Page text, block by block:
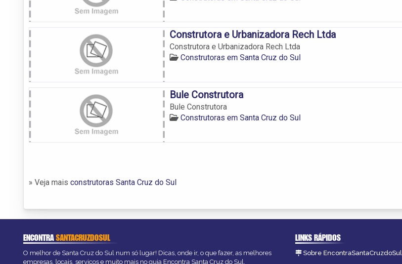
Construtora e Urbanizadora Rech Ltda
Construtora e Urbanizadora Rech Ltda
Construtoras em Santa Cruz do Sul
Bule Construtora
Bule Construtora
Construtoras em Santa Cruz do Sul
» Veja mais construtoras Santa Cruz do Sul
ENCONTRASANTACRUZDOSUL
O melhor de Santa Cruz do Sul num só lugar! Dicas, onde ir, o que fazer, as melhores
empresas, locais, serviços e muito mais no guia Encontra Santa Cruz do Sul.
LINKS RÁPIDOS
Sobre EncontraSantaCruzdoSul